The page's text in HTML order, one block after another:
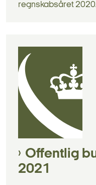
regnskabsåret
Offentlig
2021